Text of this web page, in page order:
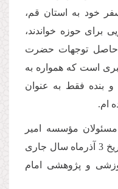
خود به استان قم،
برای حوزه خواندند،
حاصل توجهات حضرت
است كه همواره به
بنده فقط به عنوان
ام.
مؤسسه امیر
بیان با آیت‌الله مصباح یزدی در تاریخ 3 آذرماه سال جاری
و پژوهشی امام